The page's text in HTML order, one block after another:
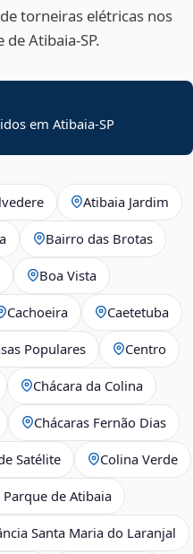
torneiras elétricas nos
Atibaia‑SP.
em Atibaia-SP
Atibaia Jardim
Bairro das Brotas
Boa Vista
Cachoeira Caetetuba
Populares Centro
Chácara da Colina
Chácaras Fernão Dias
Satélite Colina Verde
Parque de Atibaia
Santa Maria do Laranjal